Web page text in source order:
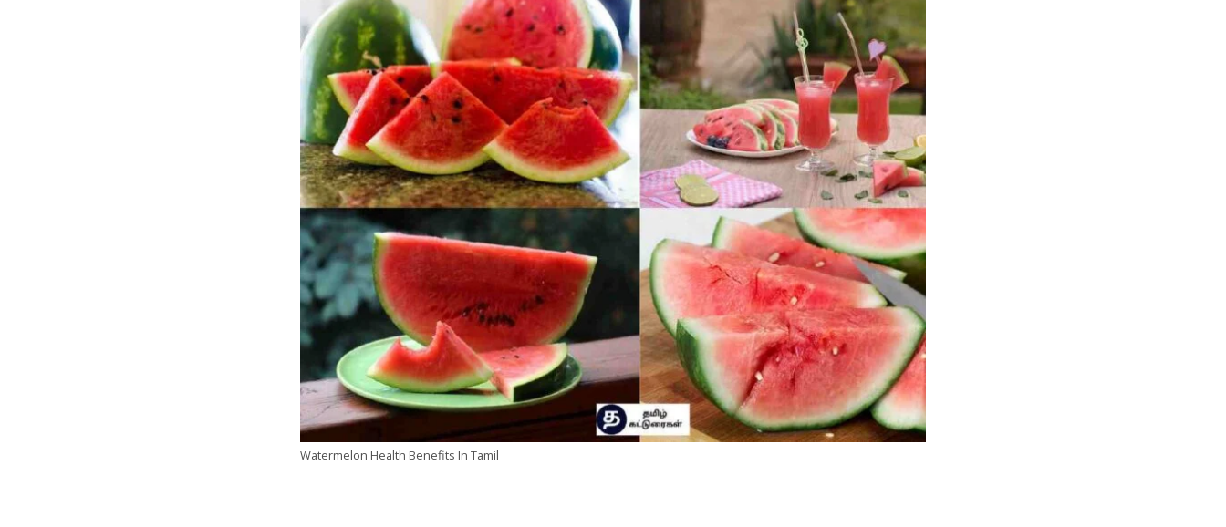
Watermelon Health Benefits In Tamil